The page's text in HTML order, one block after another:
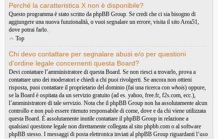
Perché la caratteristica X non è disponibile?
Questo programma è stato scritto da phpBB Group. Se credi che ci sia bisogno di
aggiungere una nuova funzionalità, o vuoi segnalare un errore, visita il sitoArea51,
dove potrai farlo.
Top
Chi devo contattare per segnalare abusi e/o per questioni
d’ordine legale concernenti questa Board?
Devi contattare l’amministratore di questa Board. Se non riesci a trovarlo, prova a
contattare uno dei moderatori e chiedi a chi puoi rivolgerti. Se ancora non ottieni
risposta, puoi contattare il proprietario del dominio (fai una ricerca con whois) oppure,
se la Board è ospitata da un servizio gratuito (ad es. yahoo, free.fr, f2s.com, ecc.),
l’amministratore di tale servizio. Nota che il phpBB Group non ha assolutamente alcun
controllo e non può essere ritenuto responsabile di come, dove e da chi viene utilizzata
questa Board. È assolutamente inutile contattare il phpBB Group in relazione a
qualsiasi questione legale non direttamente collegata al sito phpbb.com o al software
phpBB stesso. I messaggi di posta elettronica inviati al phpBB Group riguardanti l’uso